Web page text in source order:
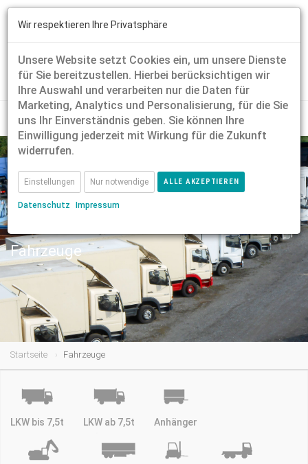
Fahrzeuge
Startseite Fahrzeuge
LKW bis 7,5t LKW ab 7,5t Anhänger
Wir respektieren Ihre Privatsphäre
Unsere Website setzt Cookies ein, um unsere Dienste
für Sie bereitzustellen. Hierbei berücksichtigen wir
Ihre Auswahl und verarbeiten nur die Daten für
Marketing, Analytics und Personalisierung, für die Sie
uns Ihr Einverständnis geben. Sie können Ihre
Einwilligung jederzeit mit Wirkung für die Zukunft
widerrufen.
Einstellungen Nur notwendige ALLE AKZEPTIEREN
Datenschutz Impressum